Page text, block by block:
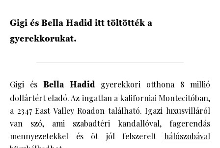
Gigi és Bella Hadid itt töltötték a
gyerekkorukat.
Gigi és Bella Hadidgyerekkori otthona 8 millió
dollártért eladó. Az ingatlan a kaliforniai Montecitóban,
a 2347 East Valley Roadon található. Igazi luxusvilláról
van szó, ami szabadtéri kandallóval, fagerendás
mennyezetekkel és öt jól felszerelt hálószobával